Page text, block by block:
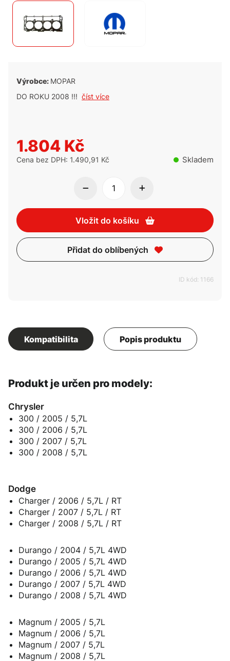
Výrobce: MOPAR
DO ROKU 2008 !!! číst více
1.804 Kč
Cena bez DPH: 1.490,91 Kč Skladem
Vložit do košíku
Přidat do oblíbených
ID kód: 1166
Kompatibilita Popis produktu
Produkt je určen pro modely:
Chrysler
300 / 2005 / 5,7L
300 / 2006 / 5,7L
300 / 2007 / 5,7L
300 / 2008 / 5,7L
Dodge
Charger / 2006 / 5,7L / RT
Charger / 2007 / 5,7L / RT
Charger / 2008 / 5,7L / RT
Durango / 2004 / 5,7L 4WD
Durango / 2005 / 5,7L 4WD
Durango / 2006 / 5,7L 4WD
Durango / 2007 / 5,7L 4WD
Durango / 2008 / 5,7L 4WD
Magnum / 2005 / 5,7L
Magnum / 2006 / 5,7L
Magnum / 2007 / 5,7L
Magnum / 2008 / 5,7L